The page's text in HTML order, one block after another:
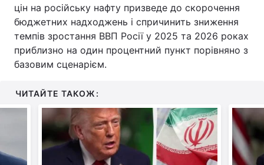
цін на російську нафту призведе до скорочення
бюджетних надходжень і спричинить зниження
темпів зростання ВВП Росії у 2025 та 2026 роках
приблизно на один процентний пункт порівняно з
базовим сценарієм.
ЧИТАЙТЕ ТАКОЖ: